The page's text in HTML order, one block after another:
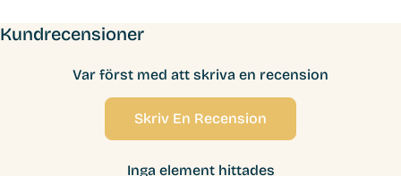
Kundrecensioner
Var först med att skriva en recension
Skriv En Recension
Inga element hittades